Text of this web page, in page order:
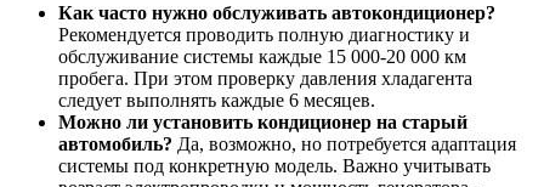
Как часто нужно обслуживать автокондиционер?
Рекомендуется проводить полную диагностику и
обслуживание системы каждые 15 000-20 000 км
пробега. При этом проверку давления хладагента
следует выполнять каждые 6 месяцев.
Можно ли установить кондиционер на старый
автомобиль? Да, возможно, но потребуется адаптация
системы под конкретную модель. Важно учитывать